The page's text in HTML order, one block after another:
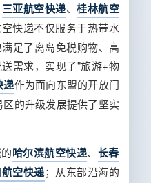
三亚航空快递、桂林航空
快递不仅服务于热带水
足了离岛免税购物、高
需求，实现了"旅游+物
递作为面向东盟的开放门
的升级发展提供了坚实
哈尔滨航空快递、 长春
空快递；从东部沿海的